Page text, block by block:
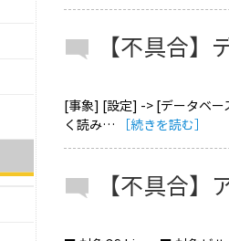
【不具合
[事象] [設定] -> [データベー
く読み…
［続きを読む］
【不具合